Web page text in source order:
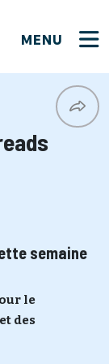
MENU
semaine
le
des
FERMER
?